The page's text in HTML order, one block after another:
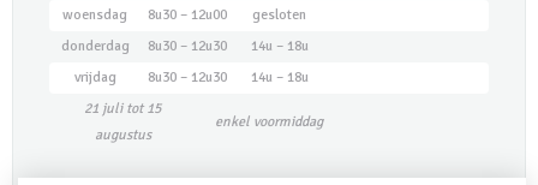
woensdag
8u30 – 12u00
gesloten
donderdag
8u30 – 12u30
14u – 18u
vrijdag
8u30 – 12u30
14u – 18u
21 juli tot 15
augustus
enkel voormiddag